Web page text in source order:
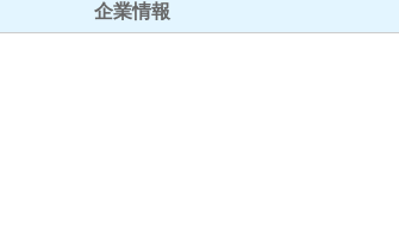
企業情報